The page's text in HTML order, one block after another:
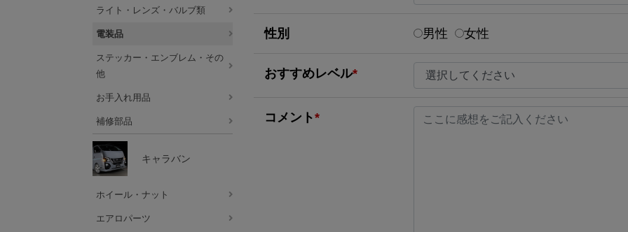
性別 男性 女性
おすすめレベル*
コメント*
ライト・レンズ・バルブ類
電装品
ステッカー・エンブレム・その
他
お手入れ用品
補修部品
キャラバン
ホイール・ナット
エアロパーツ